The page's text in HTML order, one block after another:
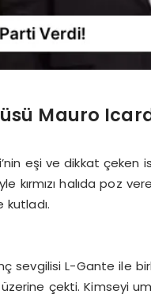
Mauro
eşi ve dikkat
kırmızı halıda poz
L-Gante ile
çekti. Kimseyi